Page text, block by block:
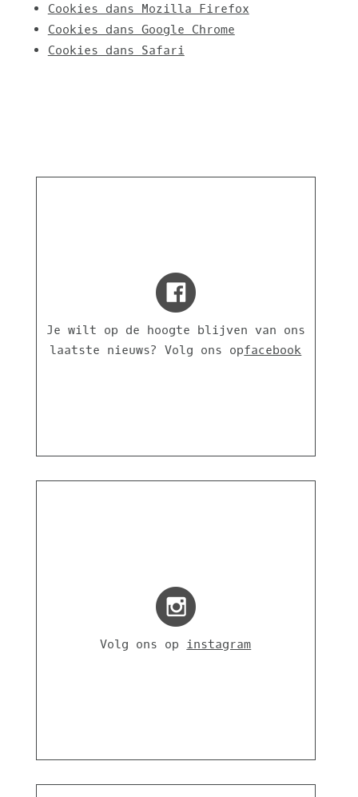
Cookies dans Mozilla Firefox
Cookies dans Google Chrome
Cookies dans Safari
Je wilt op de hoogte blijven van ons
laatste nieuws? Volg ons opfacebook
Volg ons op instagram